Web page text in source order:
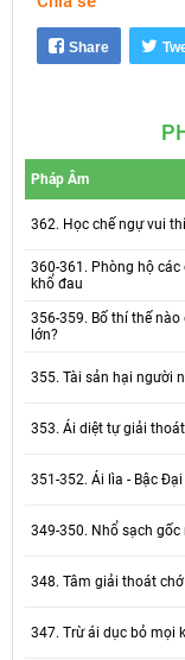
Share
Pháp Âm
362. Học chế ngự vui
360-361. Phòng hộ
khổ đau
356-359. Bố thí thế
lớn?
355. Tài sản hại người
353. Ái diệt tự giải thoát
351-352. Ái lìa - Bậc
349-350. Nhổ sạch gốc
348. Tâm giải thoát
347. Trừ ái dục bỏ mọi